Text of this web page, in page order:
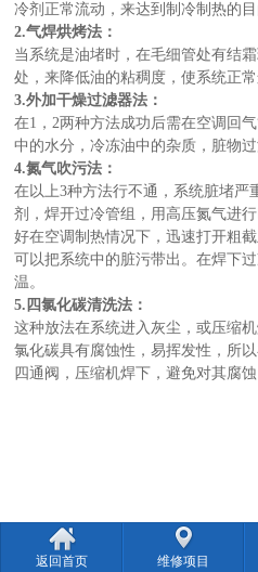
冷剂正常流动，来达到制冷制热的目
2.气焊烘烤法：
当系统是油堵时，在毛细管处有结
处，来降低油的粘稠度，使系统正常
3.外加干燥过滤器法：
在1，2两种方法成功后需在空调回
中的水分，冷冻油中的杂质，脏物过
4.氮气吹污法：
在以上3种方法行不通，系统脏堵严
剂，焊开过冷管组，用高压氮气进
好在空调制热情况下，迅速打开粗
可以把系统中的脏污带出。在焊下
温。
5.四氯化碳清洗法：
这种放法在系统进入灰尘，或压缩
氯化碳具有腐蚀性，易挥发性，所
四通阀，压缩机焊下，避免对其腐蚀
返回首页 维修项目